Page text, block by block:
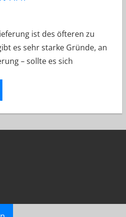
ist des öfteren zu
es sehr starke Gründe, an
– sollte es sich